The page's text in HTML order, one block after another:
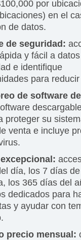
por
en el
de datos.
de seguridad:
y fácil a
e identifique
para
de software de
proteger su
venta e incluye
día, los 7 días
los 365 días del
dedicados para
y ayudar con
precio mensual: